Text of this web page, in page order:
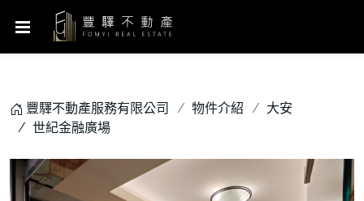
豐驛不動產服務有限公司 物件介紹
大安
世紀金融廣場